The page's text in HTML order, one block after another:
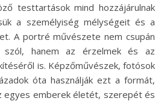
testtartások mind hozzájárulnak
a személyiség mélységeit és a
A portré művészete nem csupán
szól, hanem az érzelmek és az
is. Képzőművészek, fotósok
óta használják ezt a formát,
egyes emberek életét, szerepét és